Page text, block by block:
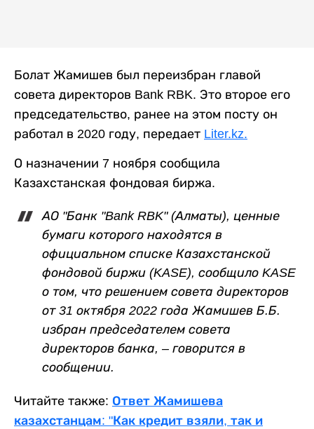
Болат Жамишев был переизбран главой
совета директоров Bank RBK. Это второе его
председательство, ранее на этом посту он
работал в 2020 году, передает Liter.kz.
О назначении 7 ноября сообщила
Казахстанская фондовая биржа.
АО "Банк "Bank RBK" (Алматы), ценные
бумаги которого находятся в
официальном списке Казахстанской
фондовой биржи (KASE), сообщило KASE
о том, что решением совета директоров
от 31 октября 2022 года Жамишев Б.Б.
избран председателем совета
директоров банка, – говорится в
сообщении.
Читайте также: Ответ Жамишева
казахстанцам: "Как кредит взяли, так и